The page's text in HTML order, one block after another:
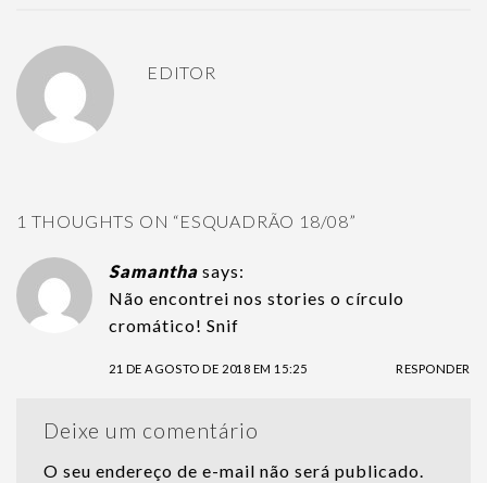
EDITOR
1 THOUGHTS ON “ESQUADRÃO 18/08”
Samantha says:
Não encontrei nos stories o círculo
cromático! Snif
21 DE AGOSTO DE 2018 EM 15:25 RESPONDER
Deixe um comentário
O seu endereço de e-mail não será publicado.